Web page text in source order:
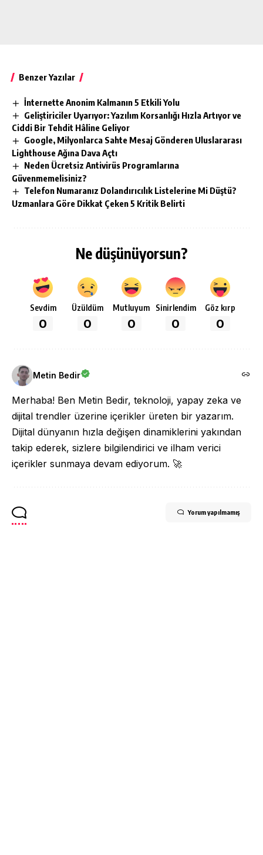
Benzer Yazılar
İnternette Anonim Kalmanın 5 Etkili Yolu
Geliştiriciler Uyarıyor: Yazılım Korsanlığı Hızla Artıyor ve
Ciddi Bir Tehdit Hâline Geliyor
Google, Milyonlarca Sahte Mesaj Gönderen Uluslararası
Lighthouse Ağına Dava Açtı
Neden Ücretsiz Antivirüs Programlarına
Güvenmemelisiniz?
Telefon Numaranız Dolandırıcılık Listelerine Mi Düştü?
Uzmanlara Göre Dikkat Çeken 5 Kritik Belirti
Ne düşünüyorsun?
Sevdim
0
Üzüldüm
0
Mutluyum
0
Sinirlendim
0
Göz kırp
0
Metin Bedir
Merhaba! Ben Metin Bedir, teknoloji, yapay zeka ve
dijital trendler üzerine içerikler üreten bir yazarım.
Dijital dünyanın hızla değişen dinamiklerini yakından
takip ederek, sizlere bilgilendirici ve ilham verici
içerikler sunmaya devam ediyorum. 🚀
Yorum yapılmamış